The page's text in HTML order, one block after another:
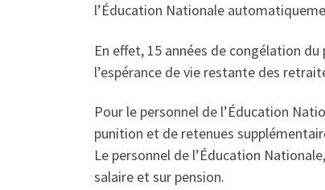
l’Éducation Nationale
En effet, 15 années de congélation
l’espérance de vie restante des
Pour le personnel de l’Éducation
punition et de retenues
Le personnel de l’Éducation
salaire et sur pension.